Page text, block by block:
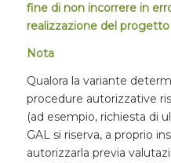
fine di non incorrere in
realizzazione del
Nota
Qualora la variante
procedure autorizzative
(ad esempio, richiesta di
GAL si riserva, a proprio
autorizzarla previa